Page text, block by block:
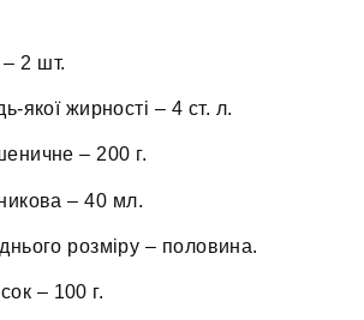
– 2 шт.
якої жирності – 4 ст. л.
–200 г.
–40 мл.
розміру – половина.
– 100 г.